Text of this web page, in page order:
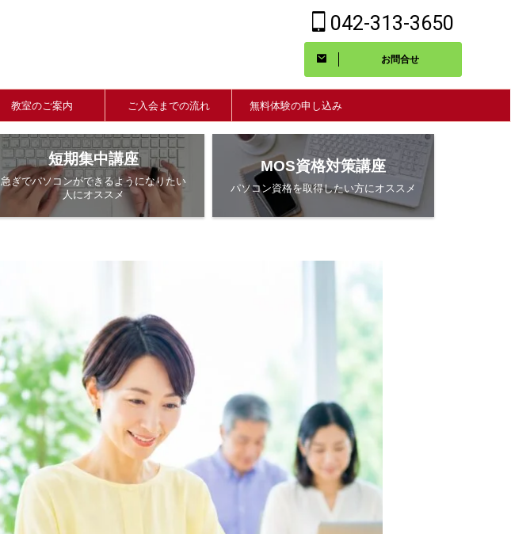
042-313-3650
お問合せ
教室のご案内 ご入会までの流れ 無料体験の申し込み
短期集中講座
急ぎでパソコンができるようになりたい
人にオススメ
MOS資格対策講座
パソコン資格を取得したい方にオススメ